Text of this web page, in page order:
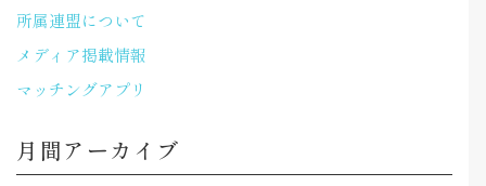
所属連盟について
メディア掲載情報
マッチングアプリ
月間アーカイブ